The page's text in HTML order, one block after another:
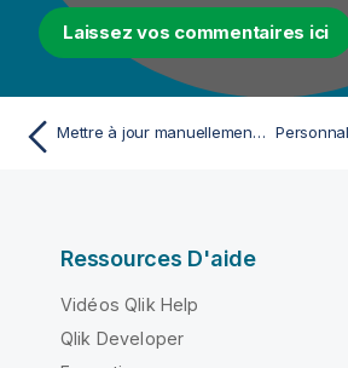
Laissez vos commentaires ici
Mettre à jour manuellement les dépendances des éléments dans le référentiel
Ressources D'aide
Vidéos Qlik Help
Qlik Developer